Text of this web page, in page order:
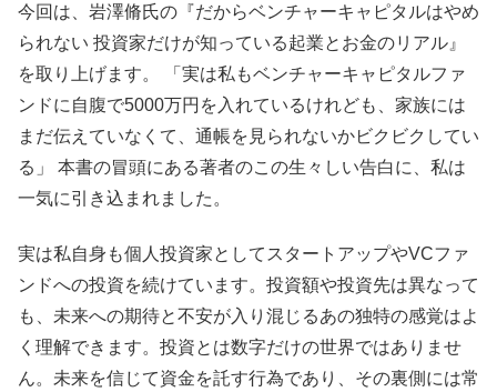
今回は、岩澤脩氏の『だからベンチャーキャピタルはやめ
られない 投資家だけが知っている起業とお金のリアル』
を取り上げます。 「実は私もベンチャーキャピタルファ
ンドに自腹で5000万円を入れているけれども、家族には
まだ伝えていなくて、通帳を見られないかビクビクしてい
る」 本書の冒頭にある著者のこの生々しい告白に、私は
一気に引き込まれました。
実は私自身も個人投資家としてスタートアップやVCファ
ンドへの投資を続けています。投資額や投資先は異なって
も、未来への期待と不安が入り混じるあの独特の感覚はよ
く理解できます。投資とは数字だけの世界ではありませ
ん。未来を信じて資金を託す行為であり、その裏側には常